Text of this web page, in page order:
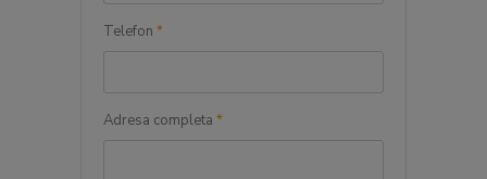
Telefon *
Adresa completa *